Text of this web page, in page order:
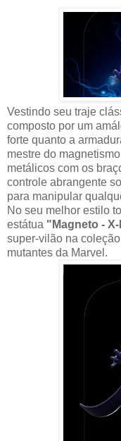
Vestindo seu traje
composto por um
forte quanto a
mestre do
metálicos com os
controle abrangente
para manipular
No seu melhor estilo
estátua "Magneto -
super-vilão na
mutantes da Marvel.